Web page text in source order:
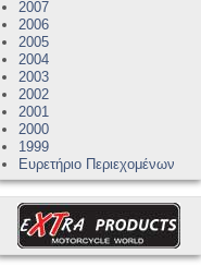
2007
2006
2005
2004
2003
2002
2001
2000
1999
Ευρετήριο Περιεχομένων